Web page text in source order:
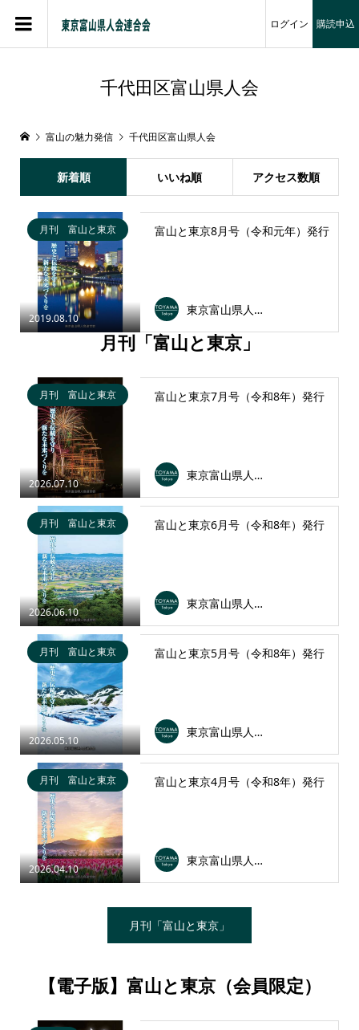
ログイン 購読申込
千代田区富山県人会
富山の魅力発信 千代田区富山県人会
新着順 いいね順 アクセス数順
2019.08.10
月刊 富山と東京 富山と東京8月号（令和元年）発行
東京富山県人会連合会
月刊「富山と東京」
2026.07.10
月刊 富山と東京 富山と東京7月号（令和8年）発行
東京富山県人会連合会
2026.06.10
月刊 富山と東京 富山と東京6月号（令和8年）発行
東京富山県人会連合会
2026.05.10
月刊 富山と東京 富山と東京5月号（令和8年）発行
東京富山県人会連合会
2026.04.10
月刊 富山と東京 富山と東京4月号（令和8年）発行
東京富山県人会連合会
月刊「富山と東京」
【電子版】富山と東京（会員限定）